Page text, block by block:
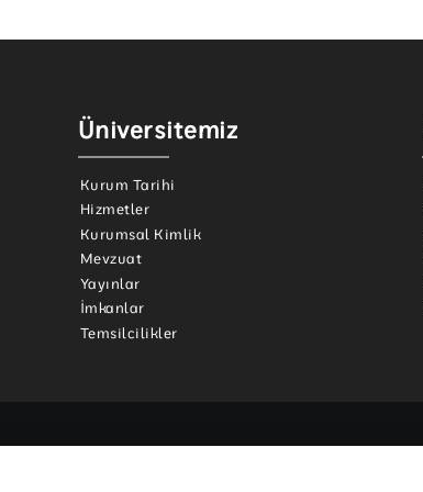
Üniversitemiz
Kurum Tarihi
Hizmetler
Kurumsal Kimlik
Mevzuat
Yayınlar
İmkanlar
Temsilcilikler